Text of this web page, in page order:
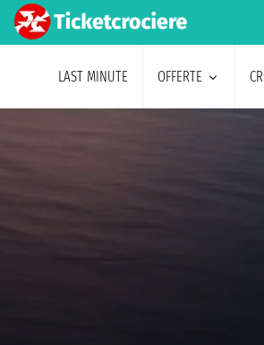
LAST MINUTE OFFERTE